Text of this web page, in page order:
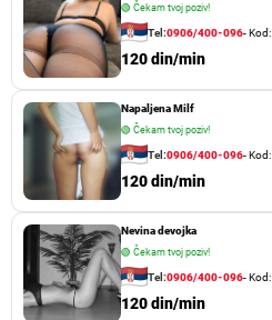
🟢 Čekam tvoj poziv!
Tel:0906/400-096- Kod:
120 din/min
Napaljena Milf
🟢 Čekam tvoj poziv!
Tel:0906/400-096- Kod:
120 din/min
Nevina devojka
🟢 Čekam tvoj poziv!
Tel:0906/400-096- Kod:
120 din/min